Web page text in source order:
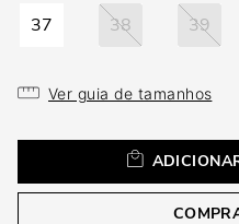
37 38 39
Ver guia de tamanhos